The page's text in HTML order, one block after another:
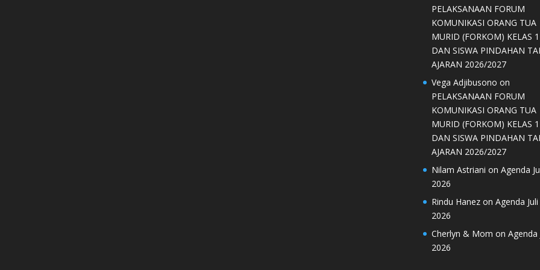
PELAKSANAAN FORUM
KOMUNIKASI ORANG TUA
MURID (FORKOM) KELAS 1
DAN SISWA PINDAHAN
AJARAN 2026/2027
Vega Adjibusono on
PELAKSANAAN FORUM
KOMUNIKASI ORANG TUA
MURID (FORKOM) KELAS 1
DAN SISWA PINDAHAN
AJARAN 2026/2027
Nilam Astriani on Agenda
2026
Rindu Hanezon Agenda Juli
2026
Cherlyn & Mom on Agenda
2026